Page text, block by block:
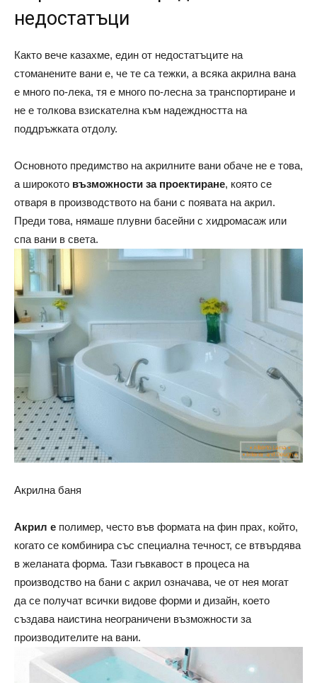
недостатъци
Както вече казахме, един от недостатъците на
стоманените вани е, че те са тежки, а всяка акрилна вана
е много по-лека, тя е много по-лесна за транспортиране и
не е толкова взискателна към надеждността на
поддръжката отдолу.
Основното предимство на акрилните вани обаче не е това,
а широкото възможности за проектиране, която се
отваря в производството на бани с появата на акрил.
Преди това, нямаше плувни басейни с хидромасаж или
спа вани в света.
Акрилна баня
Акрил е полимер, често във формата на фин прах, който,
когато се комбинира със специална течност, се втвърдява
в желаната форма. Тази гъвкавост в процеса на
производство на бани с акрил означава, че от нея могат
да се получат всички видове форми и дизайн, което
създава наистина неограничени възможности за
производителите на вани.